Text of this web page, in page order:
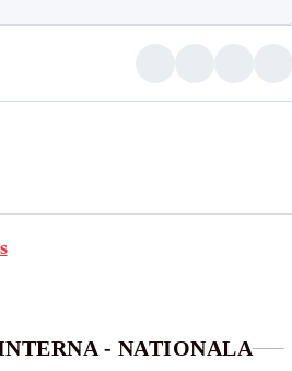
- NATIONALA